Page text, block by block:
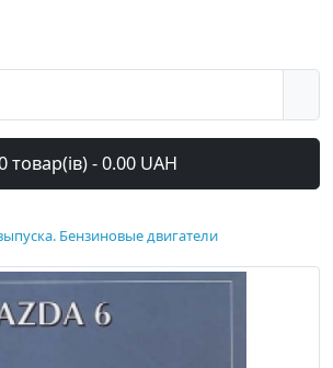
товар(ів) - 0.00 UAH
Бензиновые двигатели